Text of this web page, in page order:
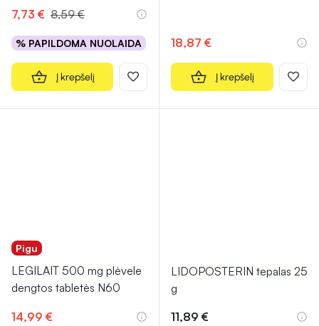
7,73 € 8,59 €
% PAPILDOMA NUOLAIDA
Į krepšelį
18,87 €
Į krepšelį
Pigu
LEGILAIT 500 mg plėvele
dengtos tabletės N60
14,99 €
LIDOPOSTERIN tepalas 25
g
11,89 €